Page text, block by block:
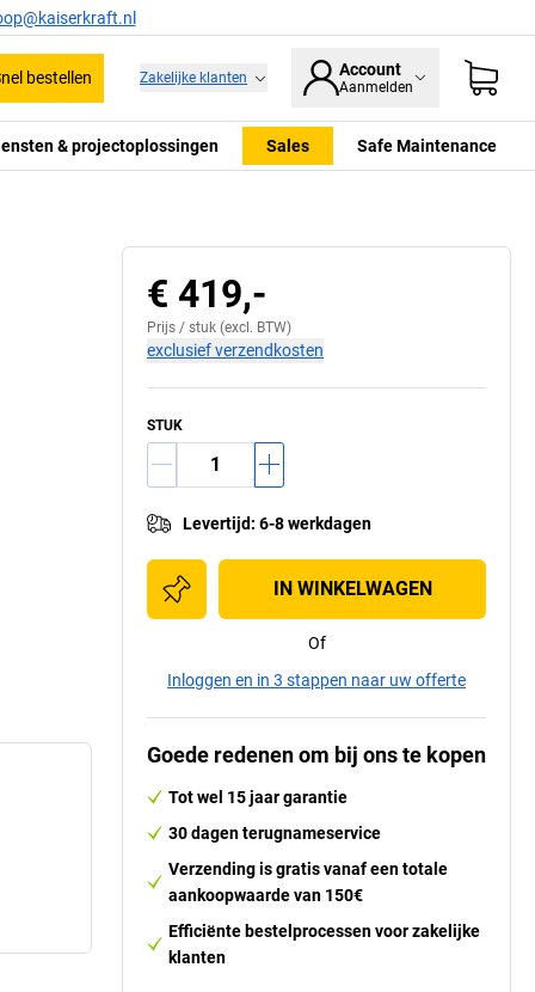
bestellen Zakelijke klanten Account
Aanmelden
& projectoplossingen Sales Safe Maintenance
€ 419,-
Prijs / stuk (excl. BTW)
exclusief verzendkosten
STUK
Levertijd: 6-8 werkdagen
IN WINKELWAGEN
Of
Inloggen en in 3 stappen naar uw offerte
Goede redenen om bij ons te kopen
Tot wel 15 jaar garantie
30 dagen terugnameservice
Verzending is gratis vanaf een totale
aankoopwaarde van 150€
Efficiënte bestelprocessen voor zakelijke
klanten